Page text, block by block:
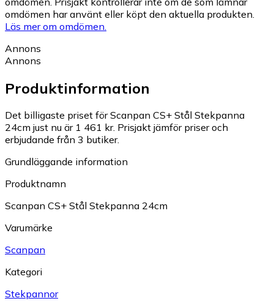
omdömen har använt eller köpt den aktuella produkten.
Läs mer om omdömen.
Annons
Annons
Produktinformation
Det billigaste priset för Scanpan CS+ Stål Stekpanna
24cm just nu är 1 461 kr. Prisjakt jämför priser och
erbjudande från 3 butiker.
Grundläggande information
Produktnamn
Scanpan CS+ Stål Stekpanna 24cm
Varumärke
Scanpan
Kategori
Stekpannor